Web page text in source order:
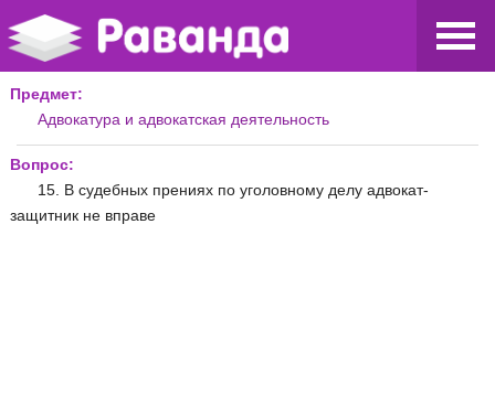
Предмет:
Адвокатура и адвокатская деятельность
Вопрос:
15. В судебных прениях по уголовному делу адвокат-
защитник не вправе